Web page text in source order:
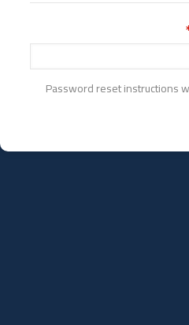
Password reset instructions